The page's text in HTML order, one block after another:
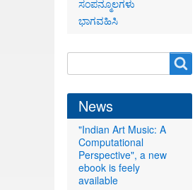
ಸಂಪನ್ಮೂಲಗಳು
ಭಾಗವಹಿಸಿ
form
News
"Indian Art Music: A
Computational
Perspective", a new
ebook is feely
available